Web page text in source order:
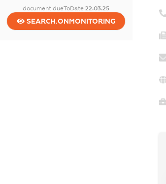
document.dueToDate22.03.25
SEARCH.ONMONITORING